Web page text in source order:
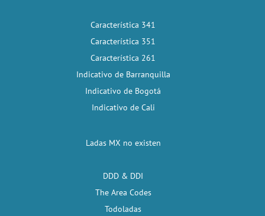
Característica 341
Característica 351
Característica 261
Indicativo de Barranquilla
Indicativo de Bogotá
Indicativo de Cali
Ladas MX no existen
DDD & DDI
The Area Codes
Todoladas